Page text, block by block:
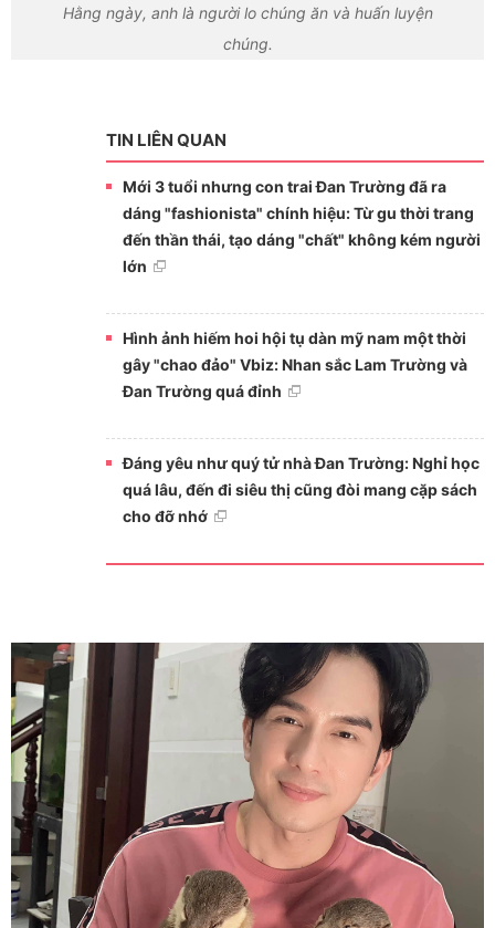
Hằng ngày, anh là người lo chúng ăn và huấn luyện
chúng.
TIN LIÊN QUAN
Mới 3 tuổi nhưng con trai Đan Trường đã ra
dáng "fashionista" chính hiệu: Từ gu thời trang
đến thần thái, tạo dáng "chất" không kém người
lớn
Hình ảnh hiếm hoi hội tụ dàn mỹ nam một thời
gây "chao đảo" Vbiz: Nhan sắc Lam Trường và
Đan Trường quá đỉnh
Đáng yêu như quý tử nhà Đan Trường: Nghỉ học
quá lâu, đến đi siêu thị cũng đòi mang cặp sách
cho đỡ nhớ